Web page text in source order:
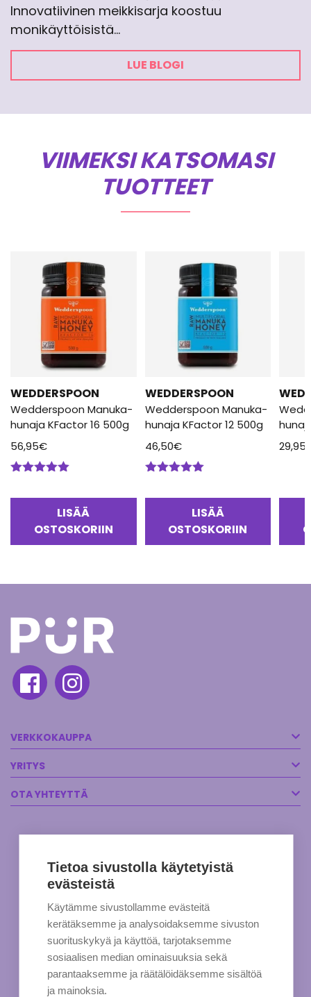
Innovatiivinen meikkisarja koostuu
monikäyttöisistä…
LUE BLOGI
VIIMEKSI KATSOMASI
TUOTTEET
WEDDERSPOON
Wedderspoon Manuka-
hunaja KFactor 16 500g
56,95€
LISÄÄ
OSTOSKORIIN
WEDDERSPOON
Wedderspoon Manuka-
hunaja KFactor 12 500g
46,50€
LISÄÄ
OSTOSKORIIN
29,95
VERKKOKAUPPA
YRITYS
OTA YHTEYTTÄ
Tietoa sivustolla käytetyistä
evästeistä
Käytämme sivustollamme evästeitä
kerätäksemme ja analysoidaksemme sivuston
suorituskykyä ja käyttöä, tarjotaksemme
sosiaalisen median ominaisuuksia sekä
parantaaksemme ja räätälöidäksemme sisältöä
ja mainoksia.